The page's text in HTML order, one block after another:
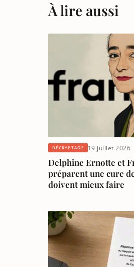
À lire aussi
DÉCRYPTAGE 19 juillet 2026
Delphine Ernotte et
préparent une cure
doivent mieux faire